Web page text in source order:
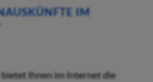
IM
bietet Ihnen im Internet die